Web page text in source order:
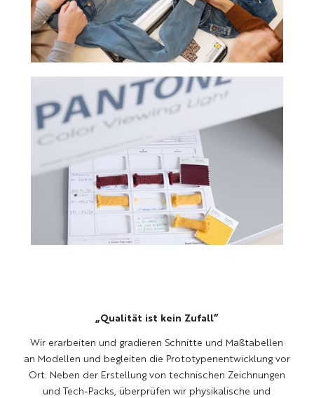
„Qualität ist kein Zufall“
Wir erarbeiten und gradieren Schnitte und Maßtabellen
an Modellen und begleiten die Prototypenentwicklung vor
Ort. Neben der Erstellung von technischen Zeichnungen
und Tech-Packs, überprüfen wir physikalische und